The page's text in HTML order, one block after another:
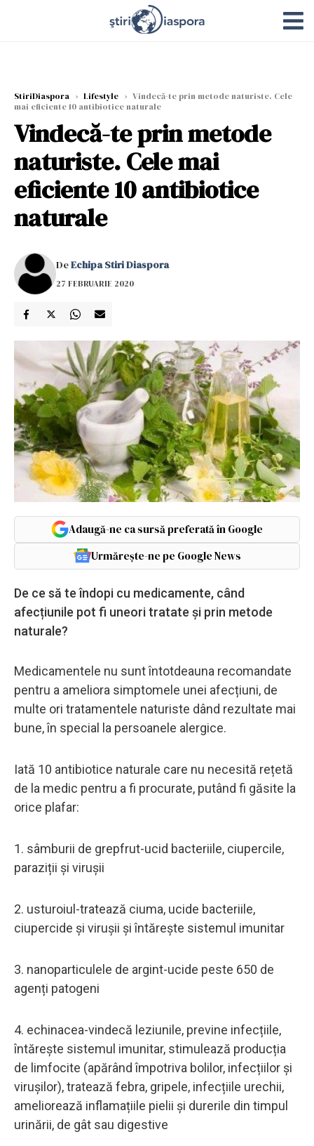
StiriDiaspora › Lifestyle › Vindecă-te prin metode naturiste. Cele
mai eficiente 10 antibiotice naturale
Vindecă-te prin metode
naturiste. Cele mai
eficiente 10 antibiotice
naturale
DeEchipa Stiri Diaspora
27 FEBRUARIE 2020
Adaugă-ne ca sursă preferată în Google
Urmărește-ne pe Google News
De ce să te îndopi cu medicamente, când
afecțiunile pot fi uneori tratate și prin metode
naturale?
Medicamentele nu sunt întotdeauna recomandate
pentru a ameliora simptomele unei afecțiuni, de
multe ori tratamentele naturiste dând rezultate mai
bune, în special la persoanele alergice.
Iată 10 antibiotice naturale care nu necesită rețetă
de la medic pentru a fi procurate, putând fi găsite la
orice plafar:
1. sâmburii de grepfrut-ucid bacteriile, ciupercile,
paraziții și virușii
2. usturoiul-tratează ciuma, ucide bacteriile,
ciupercide și virușii și întărește sistemul imunitar
3. nanoparticulele de argint-ucide peste 650 de
agenți patogeni
4. echinacea-vindecă leziunile, previne infecțiile,
întărește sistemul imunitar, stimulează producția
de limfocite (apărând împotriva bolilor, infecțiilor și
virușilor), tratează febra, gripele, infecțiile urechii,
ameliorează inflamațiile pielii și durerile din timpul
urinării, de gât sau digestive